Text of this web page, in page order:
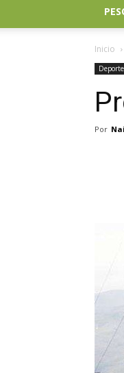
Inicio
Deporte
Por